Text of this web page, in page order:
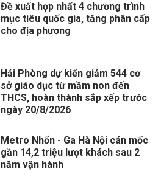
Đề xuất hợp nhất 4 chương trình
mục tiêu quốc gia, tăng phân cấp
cho địa phương
Hải Phòng dự kiến giảm 544 cơ
sở giáo dục từ mầm non đến
THCS, hoàn thành sắp xếp trước
ngày 20/8/2026
Metro Nhổn - Ga Hà Nội cán mốc
gần 14,2 triệu lượt khách sau 2
năm vận hành